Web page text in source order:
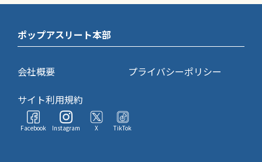
ポップアスリート本部
会社概要
プライバシーポリシー
サイト利用規約
Facebook Instagram X TikTok